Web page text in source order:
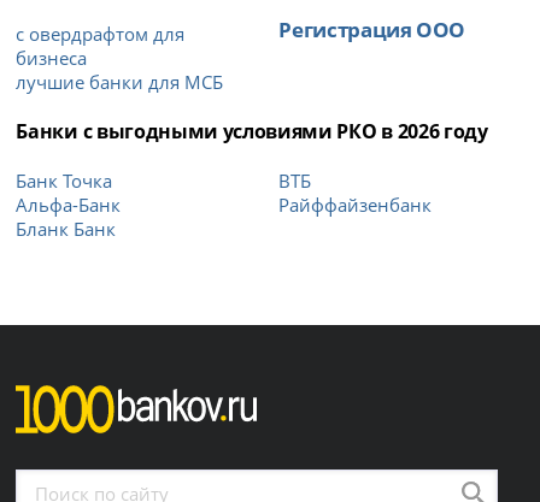
с овердрафтом для
бизнеса
лучшие банки для МСБ
Регистрация ООО
Банки с выгодными условиями РКО в 2026 году
Банк Точка
Альфа-Банк
Бланк Банк
ВТБ
Райффайзенбанк